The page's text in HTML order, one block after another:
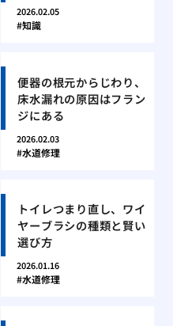
2026.02.05
知識
便器の根元からじわり、
床水漏れの原因はフラン
ジにある
2026.02.03
水道修理
トイレつまり直し、ワイ
ヤーブラシの種類と賢い
選び方
2026.01.16
水道修理